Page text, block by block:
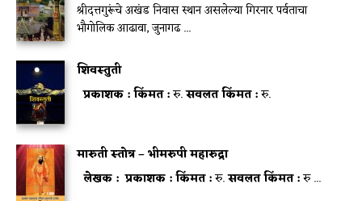
श्रीदत्तगुरूंचे अखंड निवास स्थान असलेल्या गिरनार पर्वताचा
भौगोलिक आढावा, जुनागढ ...
शिवस्तुती
प्रकाशक :किंमत :रु.सवलत किंमत :रु.
मारुती स्तोत्र – भीमरुपी महारुद्रा
लेखक : प्रकाशक :किंमत :रु.सवलत किंमत :रु ...